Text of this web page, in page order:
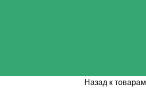
Назад к товарам